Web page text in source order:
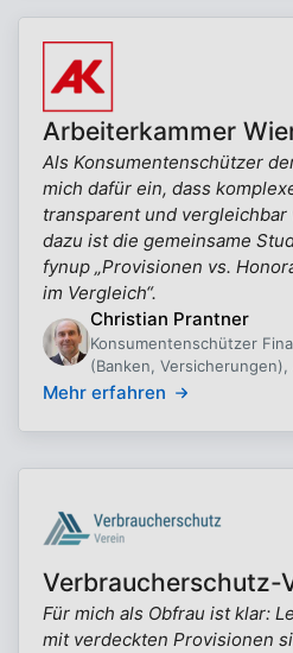
Arbeiterkammer
Als Konsumentenschützer
mich dafür ein, dass
transparent und
dazu ist die gemeinsame
fynup „Provisionen vs.
im Vergleich“.
Christian Prantner
Konsumentenschützer
(Banken, Versicherungen),
Mehr erfahren
Verbraucherschutz-
Für mich als Obfrau ist klar:
mit verdeckten Provisionen